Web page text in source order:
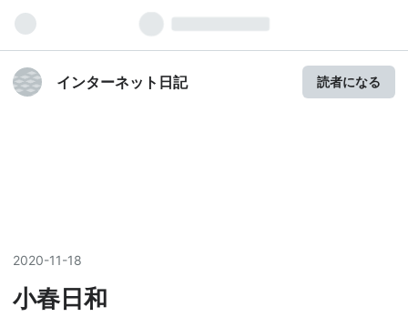
インターネット日記 読者になる
2020-11-18
小春日和